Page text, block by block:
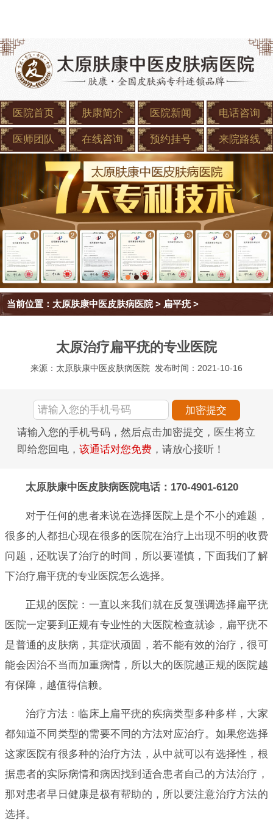
医院首页 肤康简介 医院新闻 电话咨询
医师团队 在线咨询 预约挂号 来院路线
当前位置： 太原肤康中医皮肤病医院> 扁平疣>
太原治疗扁平疣的专业医院
来源：太原肤康中医皮肤病医院 发布时间：2021-10-16
请输入您的手机号码，然后点击加密提交，医生将立
即给您回电， 该通话对您免费 ，请放心接听！
太原肤康中医皮肤病医院电话：170-4901-6120
对于任何的患者来说在选择医院上是个不小的难题，
很多的人都担心现在很多的医院在治疗上出现不明的收费
问题，还耽误了治疗的时间，所以要谨慎，下面我们了解
下治疗扁平疣的专业医院怎么选择。
正规的医院：一直以来我们就在反复强调选择扁平疣
医院一定要到正规有专业性的大医院检查就诊，扁平疣不
是普通的皮肤病，其症状顽固，若不能有效的治疗，很可
能会因治不当而加重病情，所以大的医院越正规的医院越
有保障，越值得信赖。
治疗方法：临床上扁平疣的疾病类型多种多样，大家
都知道不同类型的需要不同的方法对应治疗。如果您选择
这家医院有很多种的治疗方法，从中就可以有选择性，根
据患者的实际病情和病因找到适合患者自己的方法治疗，
那对患者早日健康是极有帮助的，所以要注意治疗方法的
选择。